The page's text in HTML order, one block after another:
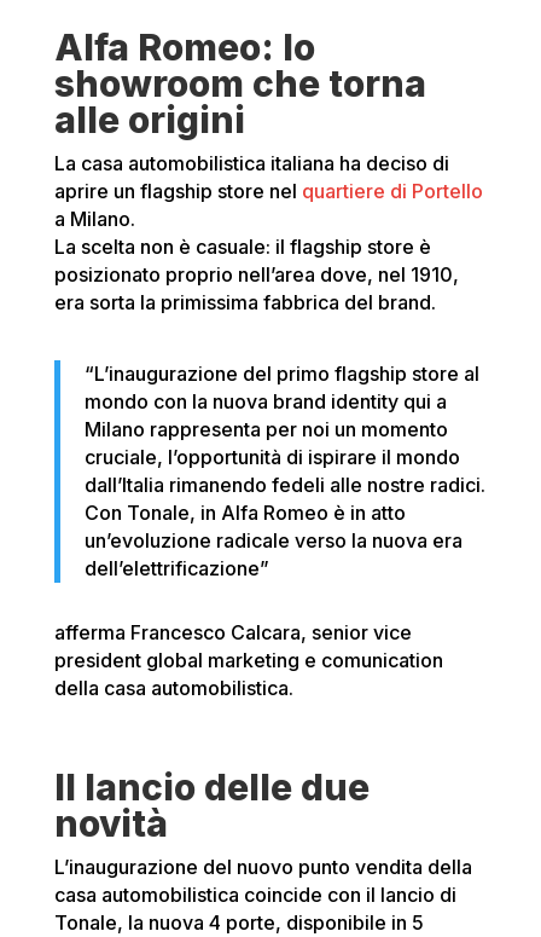
Alfa Romeo: lo
showroom che torna
alle origini
La casa automobilistica italiana ha deciso di
aprire un flagship store nel quartiere di Portello
a Milano.
La scelta non è casuale: il flagship store è
posizionato proprio nell’area dove, nel 1910,
era sorta la primissima fabbrica del brand.
“L’inaugurazione del primo flagship store al
mondo con la nuova brand identity qui a
Milano rappresenta per noi un momento
cruciale, l’opportunità di ispirare il mondo
dall’Italia rimanendo fedeli alle nostre radici.
Con Tonale, in Alfa Romeo è in atto
un’evoluzione radicale verso la nuova era
dell’elettrificazione”
afferma Francesco Calcara, senior vice
president global marketing e comunication
della casa automobilistica.
Il lancio delle due
novità
L’inaugurazione del nuovo punto vendita della
casa automobilistica coincide con il lancio di
Tonale, la nuova 4 porte, disponibile in 5